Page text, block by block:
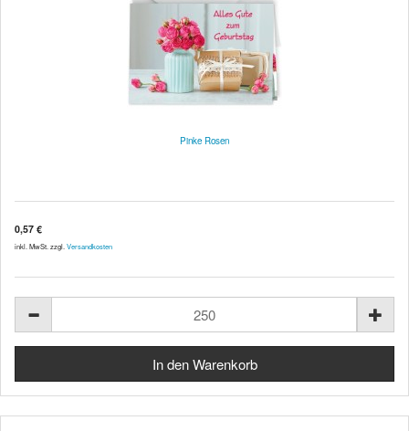
Pinke Rosen
0,57 €
inkl. MwSt. zzgl. Versandkosten